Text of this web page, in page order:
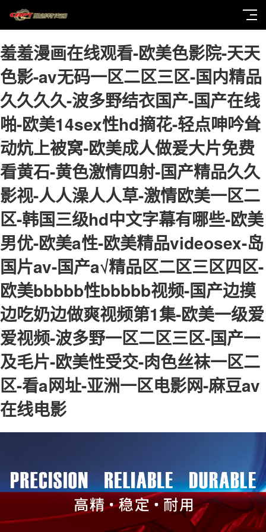
羞羞漫画在线观看-欧美色影院-天天
色影-av无码一区二区三区-国内精品
久久久久-波多野结衣国产-国产在线
啪-欧美14sex性hd摘花-轻点呻吟耸
动炕上被窝-欧美成人做爰大片免费
看黄石-黄色激情四射-国产精品久久
影视-人人澡人人草-激情欧美一区二
区-韩国三级hd中文字幕有哪些-欧美
男优-欧美a性-欧美精品videosex-岛
国片av-国产a√精品区二区三区四区-
欧美bbbbb性bbbbb视频-国产边摸
边吃奶边做爽视频第1集-欧美一级爱
爱视频-波多野一区二区三区-国产一
及毛片-欧美性受交-肉色丝袜一区二
区-看a网址-亚洲一区电影网-麻豆av
在线电影